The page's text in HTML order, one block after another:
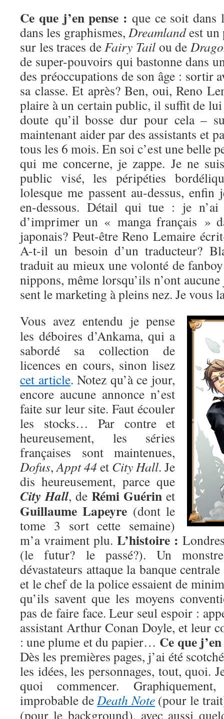
Ce que j’en pense : que ce soit dans
dans les graphismes, Dreamlandest un
sur les traces deFairy Tail ou de
de super-pouvoirs qui bastonne dans
des préoccupations de son âge : sortir
sa classe. Et après? Ben, oui, Reno
plaire à un certain public, il suffit de lui
doute qu’il bosse dur pour cela –
maintenant aider par des assistants et
tous les 6 mois. En soi c’est une belle
qui me concerne, je zappe. Je ne
public visé, les péripéties
lolesque me passent au-dessus,
en-dessous. Détail qui tue : je n’ai
d’imprimer un « manga français »
japonais? Peut-être Reno Lemaire
A-t-il un besoin d’un traducteur?
traduit au mieux une volonté de
nippons, même lorsqu’ils n’ont
sent le marketing à pleins nez. Je vous
Vous avez entendu je pense
les déboires d’Ankama, qui a
sabordé sa collection de
licences en cours, sinon lisez
cet article. Notez qu’à ce jour,
encore aucune annonce n’est
faite sur leur site. Faut écouler
les stocks… Par contre et
heureusement, les séries
françaises sont maintenues,
Dofus,Appt 44 et City Hall. Je
dis heureusement, parce que
City Hall, de Rémi Guérin et
Guillaume Lapeyre (dont le
tome 3 sort cette semaine)
m’a vraiment plu. L’histoire :
(le futur? le passé?). Un
dévastateurs attaque la banque
et le chef de la police essaient de
qu’ils savent que les moyens
pas de faire face. Leur seul espoir :
assistant Arthur Conan Doyle, et leur
: une plume et du papier… Ce que
Dès les premières pages, j’ai été
les idées, les personnages, tout, quoi.
quoi commencer.
improbable deDeath Note(pour le
(pour le background), avec aussi